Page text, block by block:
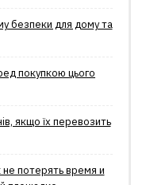
безпеки для дому та
покупкою цього
якщо їх перевозить
потерять время и